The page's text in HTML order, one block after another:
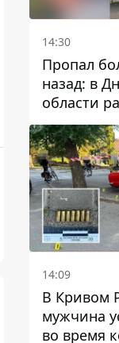
14:30
Пропал
назад: в
области
летнего
14:09
В Кривом
мужчина
во время